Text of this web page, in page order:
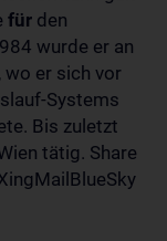
für den
wurde er an
wo er sich vor
Systems
Bis zuletzt
tätig. Share